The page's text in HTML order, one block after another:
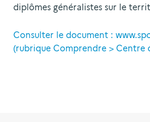
diplômes généralistes sur le
Consulter le document :
(rubrique Comprendre > Centre